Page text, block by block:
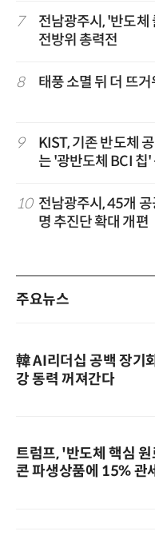
7
전남광주시, '반도
전방위 총력전
8 태풍 소멸 뒤 더 뜨
9
KIST, 기존 반도체
는 '광반도체 BCI 칩'
10 전남광주시, 45개
명 추진단 확대 개편
주요뉴스
韓 AI리더십 공백 장기
강 동력 꺼져간다
트럼프, '반도체 핵심
콘 파생상품에 15% 관세